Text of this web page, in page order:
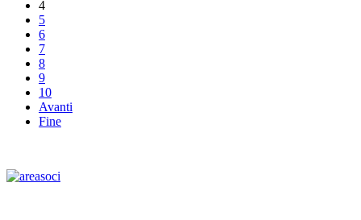
4
5
6
7
8
9
10
Avanti
Fine